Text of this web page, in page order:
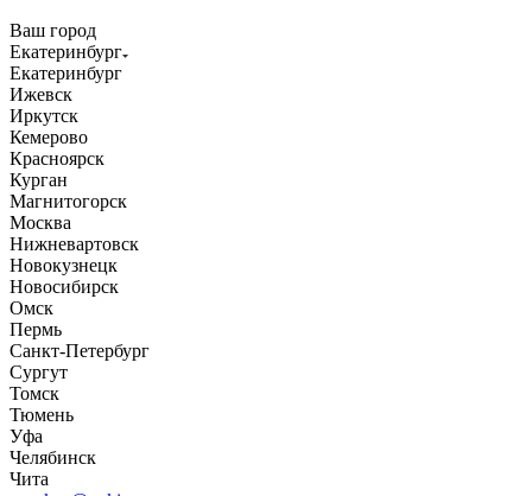
Ваш город
Екатеринбург
Екатеринбург
Ижевск
Иркутск
Кемерово
Красноярск
Курган
Магнитогорск
Москва
Нижневартовск
Новокузнецк
Новосибирск
Омск
Пермь
Санкт-Петербург
Сургут
Томск
Тюмень
Уфа
Челябинск
Чита